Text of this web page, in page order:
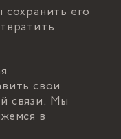
сохранить его
свои
связи. Мы
в